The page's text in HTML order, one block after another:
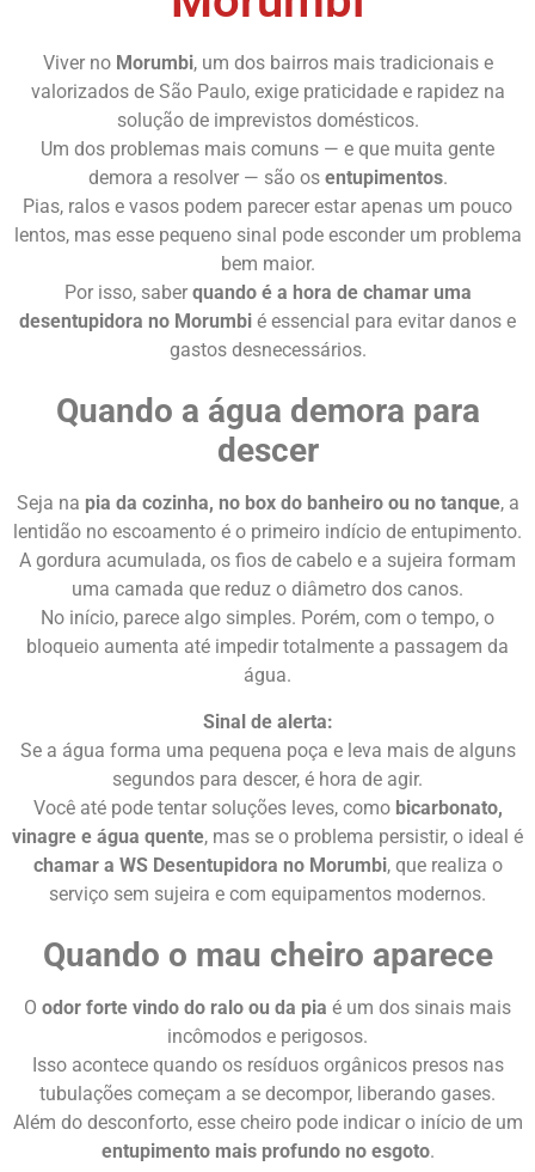
Viver no Morumbi, um dos bairros mais tradicionais e
valorizados de São Paulo, exige praticidade e rapidez na
solução de imprevistos domésticos.
Um dos problemas mais comuns — e que muita gente
demora a resolver — são os entupimentos.
Pias, ralos e vasos podem parecer estar apenas um pouco
lentos, mas esse pequeno sinal pode esconder um problema
bem maior.
Por isso, saber quando é a hora de chamar uma
desentupidora no Morumbi é essencial para evitar danos e
gastos desnecessários.
Quando a água demora para
descer
Seja na pia da cozinha, no box do banheiro ou no tanque, a
lentidão no escoamento é o primeiro indício de entupimento.
A gordura acumulada, os fios de cabelo e a sujeira formam
uma camada que reduz o diâmetro dos canos.
No início, parece algo simples. Porém, com o tempo, o
bloqueio aumenta até impedir totalmente a passagem da
água.
Sinal de alerta:
Se a água forma uma pequena poça e leva mais de alguns
segundos para descer, é hora de agir.
Você até pode tentar soluções leves, como bicarbonato,
vinagre e água quente, mas se o problema persistir, o ideal é
chamar a WS Desentupidora no Morumbi, que realiza o
serviço sem sujeira e com equipamentos modernos.
Quando o mau cheiro aparece
O odor forte vindo do ralo ou da pia é um dos sinais mais
incômodos e perigosos.
Isso acontece quando os resíduos orgânicos presos nas
tubulações começam a se decompor, liberando gases.
Além do desconforto, esse cheiro pode indicar o início de um
entupimento mais profundo no esgoto.